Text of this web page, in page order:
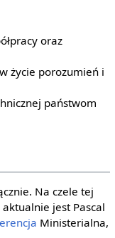
oraz
życie porozumień i
państwom
Na czele tej
jest Pascal
Ministerialna,